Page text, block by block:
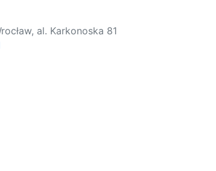
al. Karkonoska 81